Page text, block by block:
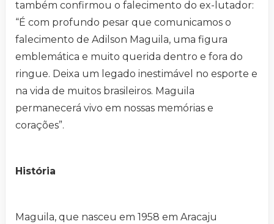
também confirmou o falecimento do ex-lutador:
“É com profundo pesar que comunicamos o
falecimento de Adilson Maguila, uma figura
emblemática e muito querida dentro e fora do
ringue. Deixa um legado inestimável no esporte e
na vida de muitos brasileiros. Maguila
permanecerá vivo em nossas memórias e
corações”.
História
Maguila, que nasceu em 1958 em Aracaju